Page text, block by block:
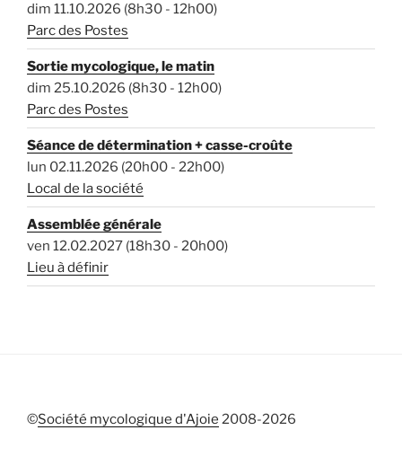
dim 11.10.2026 (8h30 - 12h00)
Parc des Postes
Sortie mycologique, le matin
dim 25.10.2026 (8h30 - 12h00)
Parc des Postes
Séance de détermination + casse-croûte
lun 02.11.2026 (20h00 - 22h00)
Local de la société
Assemblée générale
ven 12.02.2027 (18h30 - 20h00)
Lieu à définir
©Société mycologique d'Ajoie 2008-2026